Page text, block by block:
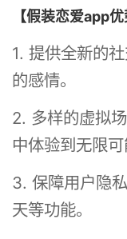
【假装恋爱app优
1. 提供全新的
的感情。
2. 多样的虚拟
中体验到无限可
3. 保障用户隐
天等功能。